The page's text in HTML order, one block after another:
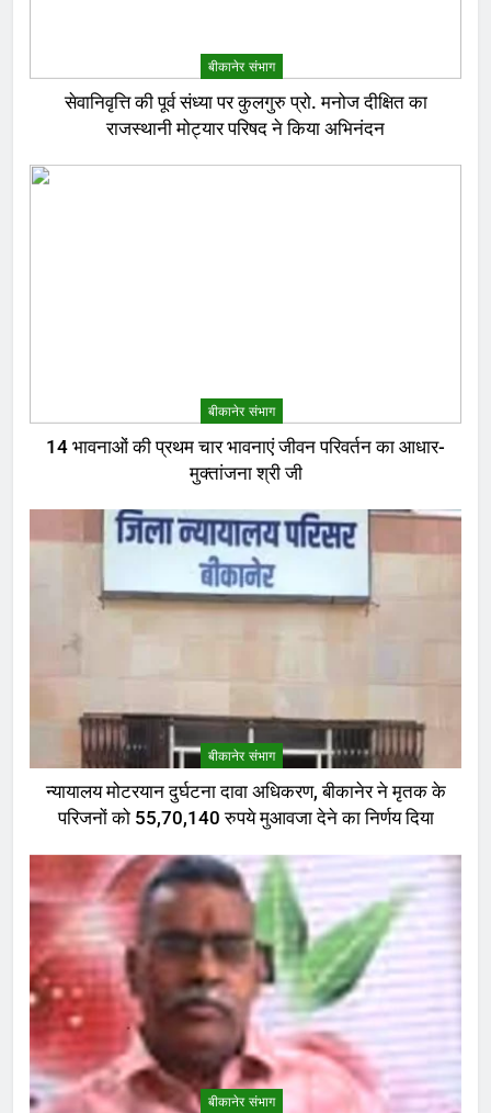
बीकानेर संभाग
सेवानिवृत्ति की पूर्व संध्या पर कुलगुरु प्रो. मनोज दीक्षित का
राजस्थानी मोट्यार परिषद ने किया अभिनंदन
बीकानेर संभाग
14 भावनाओं की प्रथम चार भावनाएं जीवन परिवर्तन का आधार-
मुक्तांजना श्री जी
बीकानेर संभाग
न्यायालय मोटरयान दुर्घटना दावा अधिकरण, बीकानेर ने मृतक के
परिजनों को 55,70,140 रुपये मुआवजा देने का निर्णय दिया
बीकानेर संभाग